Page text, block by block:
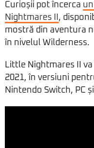
Curioșii pot încerca
Nightmares II ,
mostră din aventura
în nivelul Wilderness.
Little Nightmares II
2021, în versiuni
Nintendo Switch, PC